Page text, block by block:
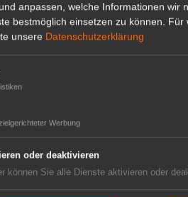
GmbH
anpassen, welche Informationen wir
bestmöglich einsetzen zu können. Für
unsere Datenschutzerklärung
Werbung
oder deaktivieren
können Sie alle Dienste aktivieren oder